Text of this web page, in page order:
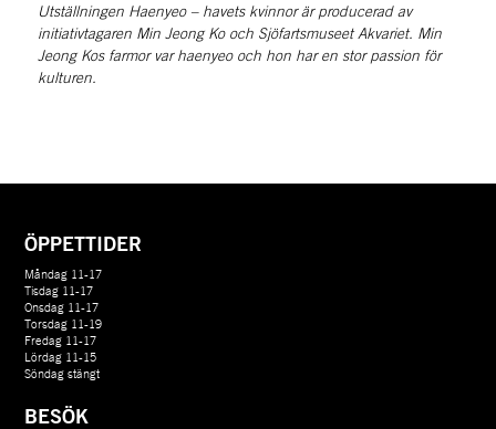
Utställningen Haenyeo – havets kvinnor är producerad av
initiativtagaren Min Jeong Ko och Sjöfartsmuseet Akvariet. Min
Jeong Kos farmor var haenyeo och hon har en stor passion för
kulturen.
ÖPPETTIDER
Måndag 11-17
Tisdag 11-17
Onsdag 11-17
Torsdag 11-19
Fredag 11-17
Lördag 11-15
Söndag stängt
BESÖK